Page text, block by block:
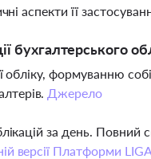
аспекти її
бухгалтерського
формуванню
Джерело
за день.
версії Платформи